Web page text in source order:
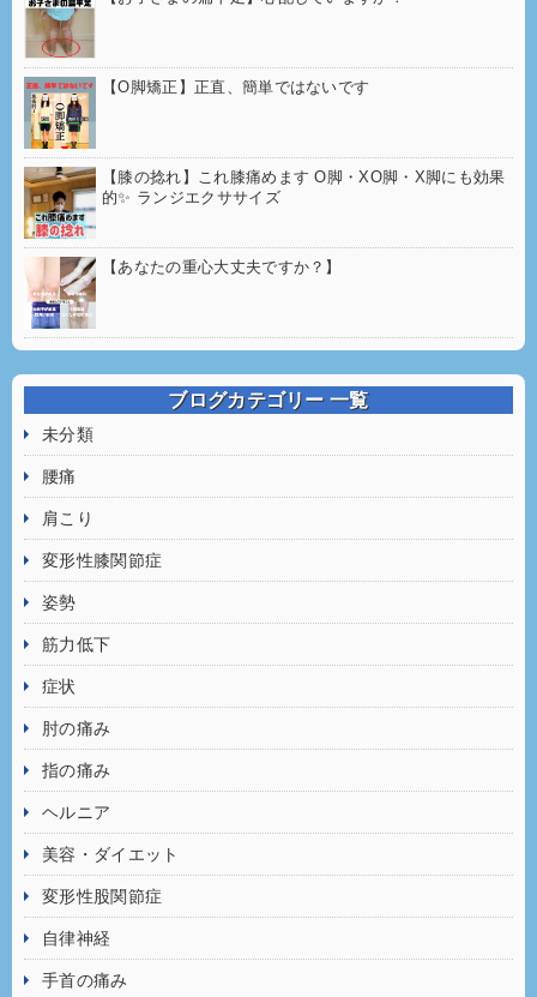
【O脚矯正】正直、簡単ではないです
【膝の捻れ】これ膝痛めます O脚・XO脚・X脚にも効果
的✨ ランジエクササイズ
【あなたの重心大丈夫ですか？】
ブログカテゴリー 一覧
未分類
腰痛
肩こり
変形性膝関節症
姿勢
筋力低下
症状
肘の痛み
指の痛み
ヘルニア
美容・ダイエット
変形性股関節症
自律神経
手首の痛み